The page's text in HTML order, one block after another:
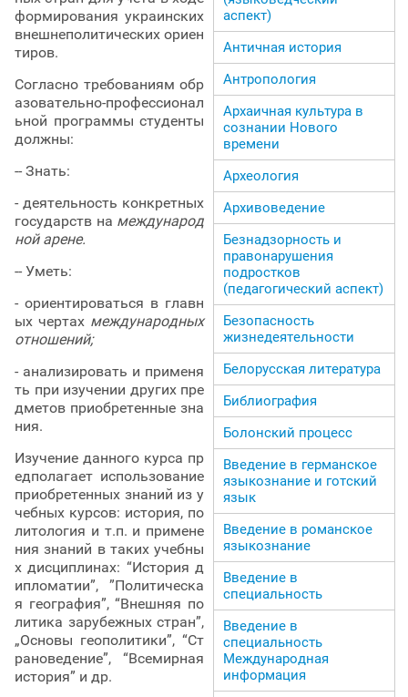
формирования украинских
внешнеполитических ориен
тиров.
Согласно требованиям обр
азовательно-профессионал
ьной программы студенты
должны:
-- Знать:
- деятельность конкретных
государств на международ
ной арене.
-- Уметь:
- ориентироваться в главн
ых чертах международных
отношений;
- анализировать и применя
ть при изучении других пре
дметов приобретенные зна
ния.
Изучение данного курса пр
едполагает использование
приобретенных знаний из у
чебных курсов: история, по
литология и т.п. и примене
ния знаний в таких учебны
х дисциплинах: “История д
ипломатии”, ”Политическа
я география”, “Внешняя по
литика зарубежных стран”,
„Основы геополитики”, “Ст
рановедение”, “Всемирная
история” и др.
аспект)
Античная история
Антропология
Архаичная культура в
сознании Нового
времени
Археология
Архивоведение
Безнадзорность и
правонарушения
подростков
(педагогический аспект)
Безопасность
жизнедеятельности
Белорусская литература
Библиография
Болонский процесс
Введение в германское
языкознание и готский
язык
Введение в романское
языкознание
Введение в
специальность
Введение в
специальность
Международная
информация